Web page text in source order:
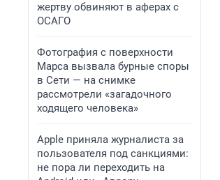
жертву обвиняют в аферах с
ОСАГО
Фотография с поверхности
Марса вызвала бурные споры
в Сети — на снимке
рассмотрели «загадочного
ходящего человека»
Apple приняла журналиста за
пользователя под санкциями:
не пора ли переходить на